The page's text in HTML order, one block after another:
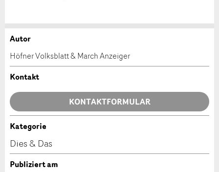
Anzeige beanstanden
Ihr Feedback wird sehr geschätzt!
Allgemeines Feedback
Anzeige nicht mehr gültig
Anzeige unvollständig
Anzeige weiterempfehlen
Empfehlen Sie diese Anzeige an Freunde weiter.
Autor
Höfner Volksblatt & March Anzeiger
Kontakt
KONTAKTFORMULAR
Kontakt
Verfassen Sie eine Nachricht für die Kontaktpersonen
Kategorie
Dies & Das
Publiziert am